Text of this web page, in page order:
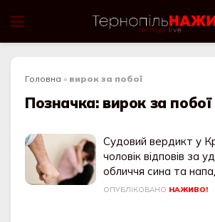
Головна » вирок за побої
Позначка: вирок за побої
Судовий вердикт у
чоловік відповів за
обличчя сина та
ОПУБЛІКОВАНО НАЖИВО!